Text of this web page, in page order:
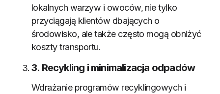
lokalnych warzyw i owoców, nie tylko
przyciągają klientów dbających o
środowisko, ale także często mogą obniżyć
koszty transportu.
3. Recykling i minimalizacja odpadów
Wdrażanie programów recyklingowych i